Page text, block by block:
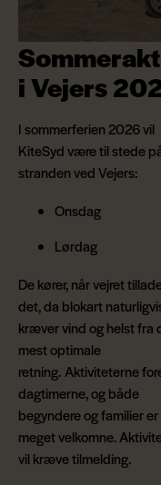
i Vejers
I sommerferien 2026 vil
KiteSyd være til stede
stranden ved Vejers:
Onsdag
Lørdag
De kører, når vejret
det, da blokart
kræver vind og helst fra
mest optimale
retning. Aktiviteterne
dagtimerne, og både
begyndere og familier er
meget velkomne.
vil kræve tilmelding.